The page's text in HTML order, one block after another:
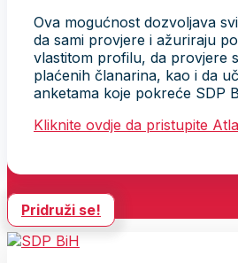
Ova mogućnost dozvoljava
da sami provjere i ažuriraju
vlastitom profilu, da provjere
plaćenih članarina, kao i da
anketama koje pokreće SDP
Kliknite ovdje da pristupite
Pridruži se!